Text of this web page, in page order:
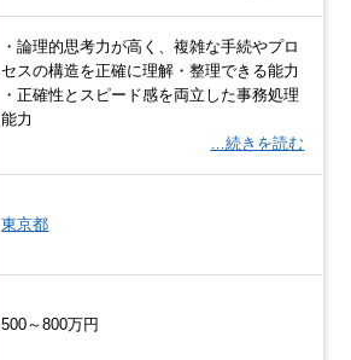
・論理的思考力が高く、複雑な手続やプロ
セスの構造を正確に理解・整理できる能力
・正確性とスピード感を両立した事務処理
能力
…続きを読む
東京都
500～800万円